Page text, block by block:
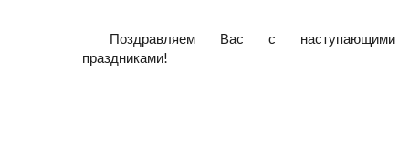
Поздравляем Вас с наступающими
праздниками!